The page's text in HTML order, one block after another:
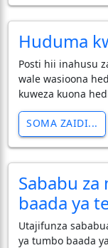
Huduma
Posti hii inahusu
wale wasioona
kuweza kuona
SOMA ZAIDI...
Sababu
baada ya
Utajifunza
ya tumbo baada